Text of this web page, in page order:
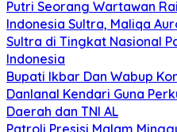
Putri Seorang Wartawan
Indonesia Sultra, Maliqa
Sultra di Tingkat Nasional
Indonesia
Bupati Ikbar Dan Wabup
Danlanal Kendari Guna
Daerah dan TNI AL
Patroli Presisi Malam